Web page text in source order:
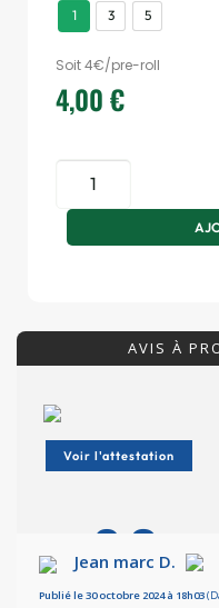
1 3 5
Soit 4€/pre-roll
4,00€
AVIS À
Voir l'attestation
9.3/10
Basé sur 6 avis
Jean marc D.
Publié le 30 octobre 2024 à 18h03